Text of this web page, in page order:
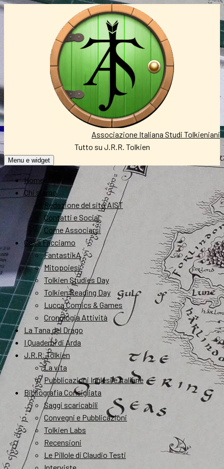
Vai
Associazione Italiana Studi Tolkieniani
Tutto su J.R.R. Tolkien
Menu e widget
Home
Chi siamo
Redazione del sito AIST
Contatti e Social
Come Associarsi
Cosa Facciamo
FantastikA
Mitopoiesi
Tolkien Studies Day
Tolkien Reading Day
Lucca Comics & Games
Cronologia Attività
La Tana del Drago
I Quaderni di Arda
J.R.R. Tolkien
La vita
Pubblicazioni Inglesi e Italiane
Bibliografia Consigliata
Saggi scaricabili
Convegni e Pubblicazioni
Tolkien Labs
Recensioni
Le Pillole di Claudio Testi